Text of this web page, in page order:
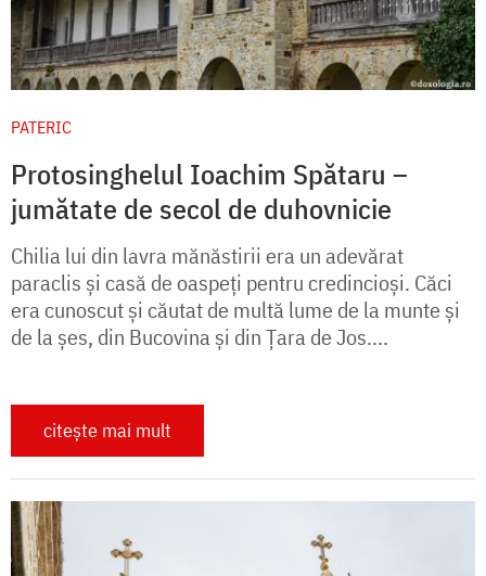
PATERIC
Protosinghelul Ioachim Spătaru –
jumătate de secol de duhovnicie
Chilia lui din lavra mănăstirii era un adevărat
paraclis şi casă de oaspeţi pentru credincioşi. Căci
era cunoscut şi căutat de multă lume de la munte şi
de la şes, din Bucovina şi din Ţara de Jos....
citește mai mult